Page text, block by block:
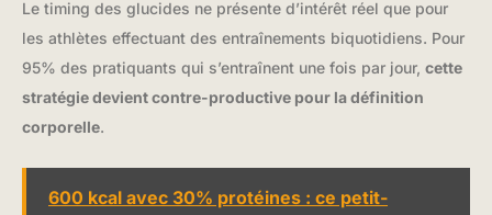
Le timing des glucides ne présente d’intérêt réel que pour
les athlètes effectuant des entraînements biquotidiens. Pour
95% des pratiquants qui s’entraînent une fois par jour, cette
stratégie devient contre-productive pour la définition
corporelle.
600 kcal avec 30% protéines : ce petit-